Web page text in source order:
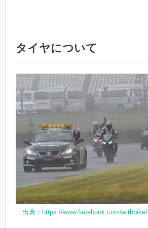
タイヤについて
出典：https://www.facebook.com/withbike/